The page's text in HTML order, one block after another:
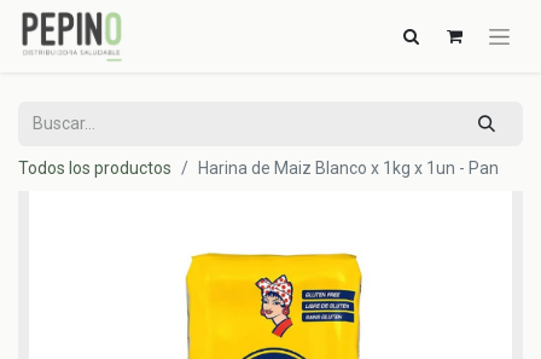
Todos los productos Harina de Maiz Blanco x 1kg x 1un - Pan